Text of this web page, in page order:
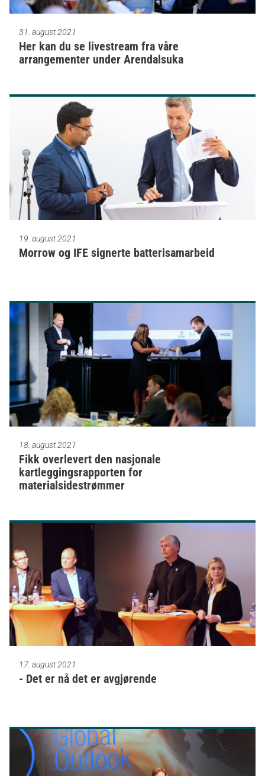
31. august 2021
Her kan du se livestream fra våre
arrangementer under Arendalsuka
19. august 2021
Morrow og IFE signerte batterisamarbeid
18. august 2021
Fikk overlevert den nasjonale
kartleggingsrapporten for
materialsidestrømmer
17. august 2021
- Det er nå det er avgjørende